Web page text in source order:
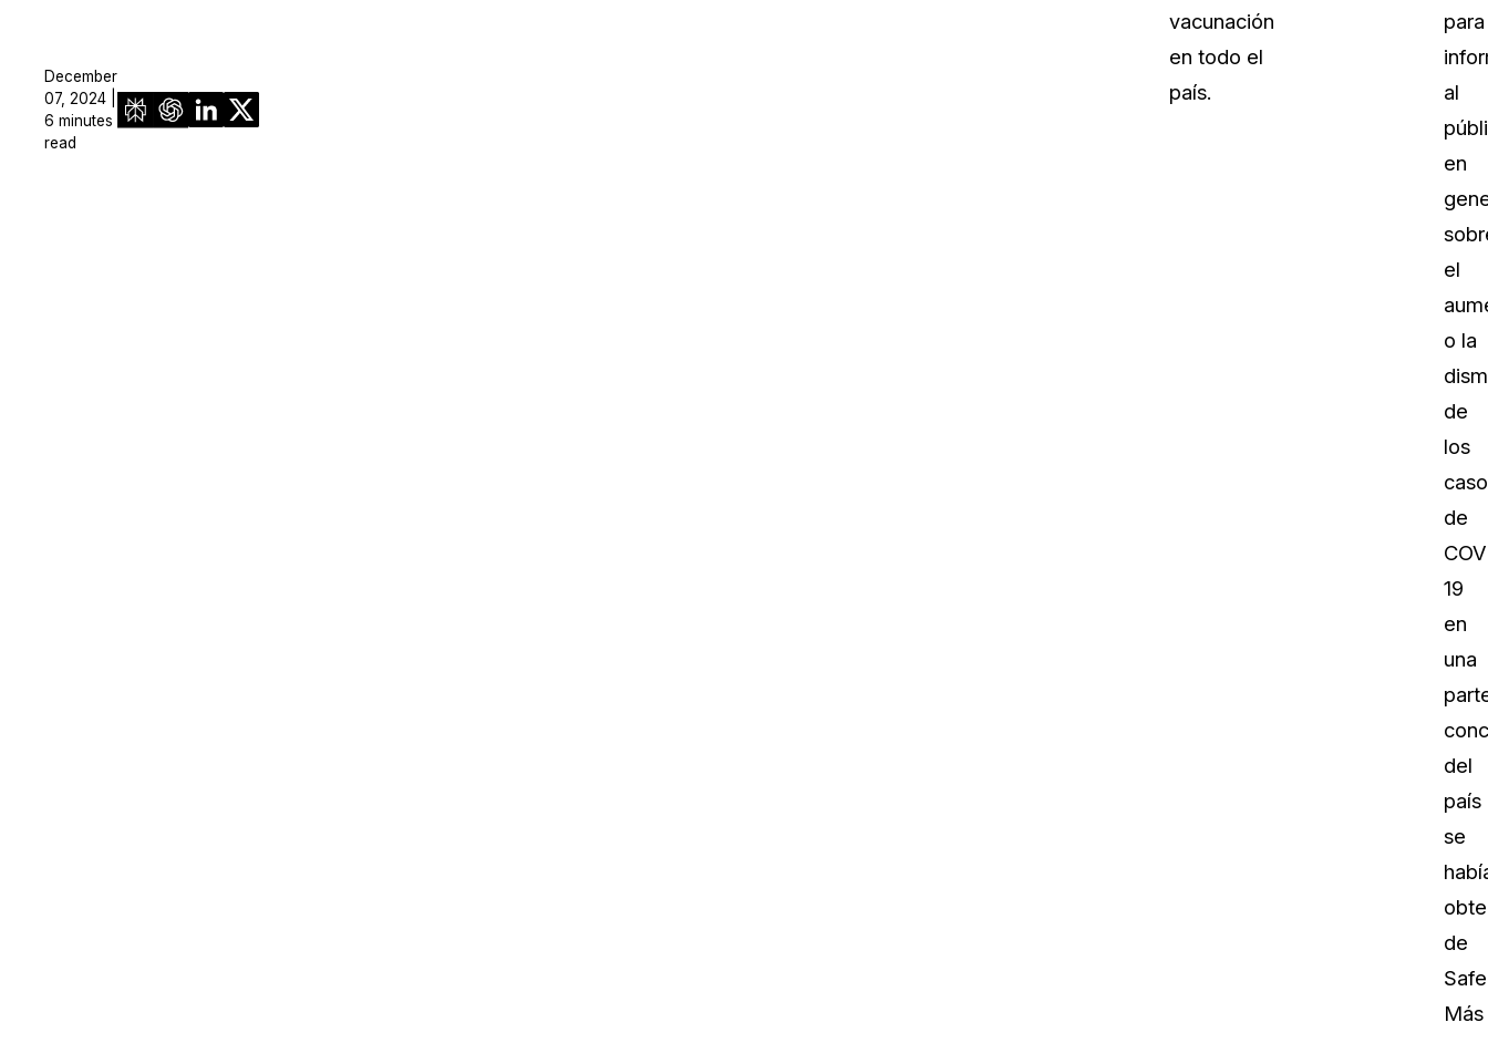
December
07, 2024 |
6 minutes
read
vacunación
en todo el
país.
para
al
en
el
o la
de
los
de
19
en
una
del
país
se
de
Más